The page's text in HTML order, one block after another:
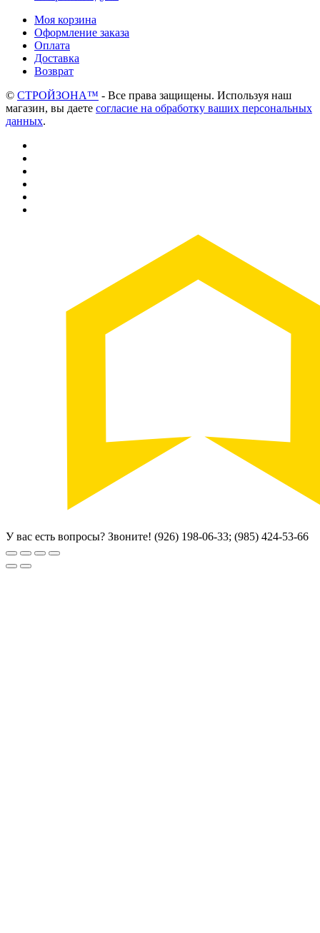
Моя корзина
Оформление заказа
Оплата
Доставка
Возврат
© СТРОЙЗОНА™ - Все права защищены. Используя наш
магазин, вы даете согласие на обработку ваших персональных
данных.
У вас есть вопросы? Звоните! (926) 198-06-33; (985) 424-53-66